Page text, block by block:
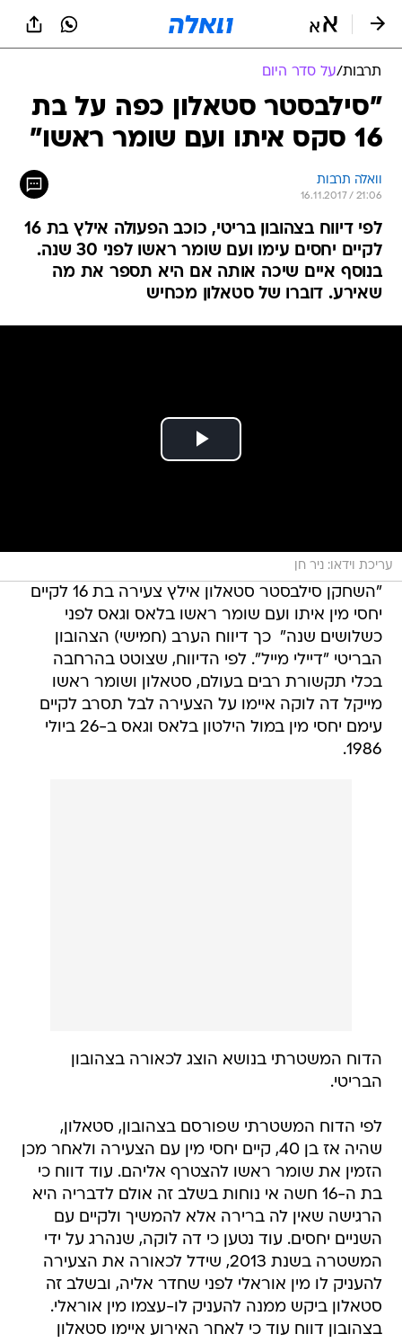
תרבות/על סדר היום
"סילבסטר סטאלון כפה על בת
16 סקס איתו ועם שומר ראשו"
וואלה תרבות
16.11.2017 / 21:06
לפי דיווח בצהובון בריטי, כוכב הפעולה אילץ בת 16
לקיים יחסים עימו ועם שומר ראשו לפני 30 שנה.
בנוסף איים שיכה אותה אם היא תספר את מה
שאירע. דוברו של סטאלון מכחיש
עריכת וידאו: ניר חן
"השחקן סילבסטר סטאלון אילץ צעירה בת 16 לקיים
יחסי מין איתו ועם שומר ראשו בלאס וגאס לפני
כשלושים שנה"  כך דיווח הערב (חמישי) הצהובון
הבריטי "דיילי מייל". לפי הדיווח, שצוטט בהרחבה
בכלי תקשורת רבים בעולם, סטאלון ושומר ראשו
מייקל דה לוקה איימו על הצעירה לבל תסרב לקיים
עימם יחסי מין במול הילטון בלאס וגאס ב-26 ביולי
1986.
הדוח המשטרתי בנושא הוצג לכאורה בצהובון
הבריטי.
לפי הדוח המשטרתי שפורסם בצהובון, סטאלון,
שהיה אז בן 40, קיים יחסי מין עם הצעירה ולאחר מכן
הזמין את שומר ראשו להצטרף אליהם. עוד דווח כי
בת ה-16 חשה אי נוחות בשלב זה אולם לדבריה היא
הרגישה שאין לה ברירה אלא להמשיך ולקיים עם
השניים יחסים. עוד נטען כי דה לוקה, שנהרג על ידי
המשטרה בשנת 2013, שידל לכאורה את הצעירה
להעניק לו מין אוראלי לפני שחדר אליה, ובשלב זה
סטאלון ביקש ממנה להעניק לו-עצמו מין אוראלי.
בצהובון דווח עוד כי לאחר האירוע איימו סטאלון